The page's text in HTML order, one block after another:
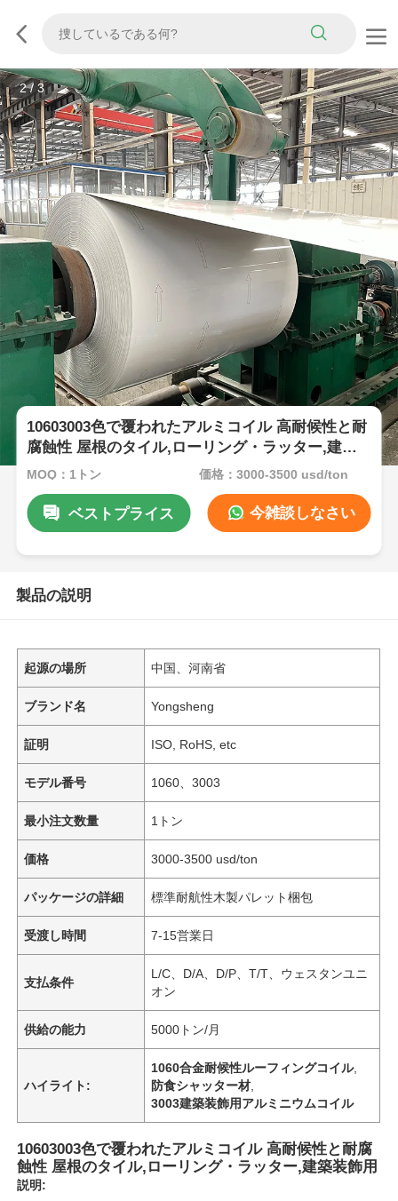
3/3
10603003色で覆われたアルミコイル 高耐候性と耐
腐蝕性 屋根のタイル,ローリング・ラッター,建築
装飾用
MOQ：1トン 価格：3000-3500 usd/ton
ベストプライス 今雑談しなさい
製品の説明
起源の場所 中国、河南省
ブランド名 Yongsheng
証明 ISO, RoHS, etc
モデル番号 1060、3003
最小注文数量 1トン
価格 3000-3500 usd/ton
パッケージの詳細 標準耐航性木製パレット梱包
受渡し時間 7-15営業日
支払条件
L/C、D/A、D/P、T/T、ウェスタンユニ
オン
供給の能力 5000トン/月
ハイライト:
1060合金耐候性ルーフィングコイル,
防食シャッター材,
3003建築装飾用アルミニウムコイル
10603003色で覆われたアルミコイル 高耐候性と耐腐
蝕性 屋根のタイル,ローリング・ラッター,建築装飾用
説明: